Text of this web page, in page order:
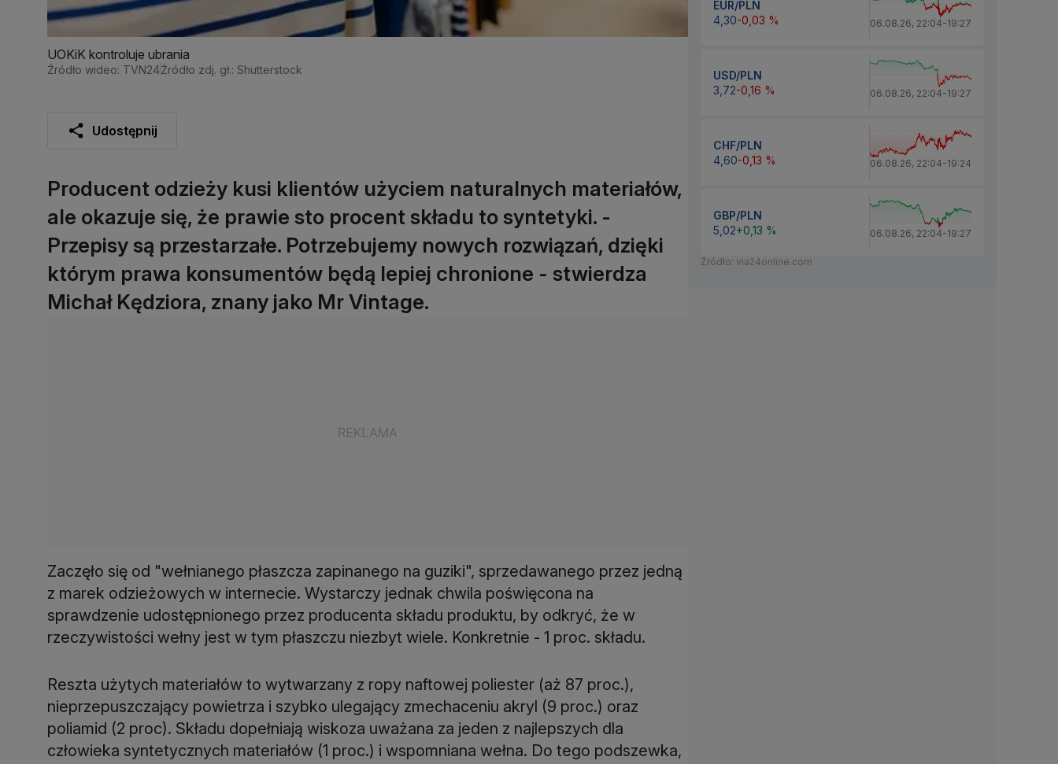
UOKiK kontroluje ubrania
Źródło wideo: TVN24Źródło zdj. gł.: Shutterstock
Udostępnij
Producent odzieży kusi klientów użyciem naturalnych materiałów,
ale okazuje się, że prawie sto procent składu to syntetyki. -
Przepisy są przestarzałe. Potrzebujemy nowych rozwiązań, dzięki
którym prawa konsumentów będą lepiej chronione - stwierdza
Michał Kędziora, znany jako Mr Vintage.
Zaczęło się od "wełnianego płaszcza zapinanego na guziki", sprzedawanego przez jedną
z marek odzieżowych w internecie. Wystarczy jednak chwila poświęcona na
sprawdzenie udostępnionego przez producenta składu produktu, by odkryć, że w
rzeczywistości wełny jest w tym płaszczu niezbyt wiele. Konkretnie - 1 proc. składu.
Reszta użytych materiałów to wytwarzany z ropy naftowej poliester (aż 87 proc.),
nieprzepuszczający powietrza i szybko ulegający zmechaceniu akryl (9 proc.) oraz
poliamid (2 proc). Składu dopełniają wiskoza uważana za jeden z najlepszych dla
człowieka syntetycznych materiałów (1 proc.) i wspomniana wełna. Do tego podszewka,
EUR/PLN
4,30-0,03 % 06.08.26, 22:04-19:27
USD/PLN
3,72-0,16 % 06.08.26, 22:04-19:27
CHF/PLN
4,60-0,13 % 06.08.26, 22:04-19:24
GBP/PLN
5,02+0,13 % 06.08.26, 22:04-19:27
Źródło: via24online.com